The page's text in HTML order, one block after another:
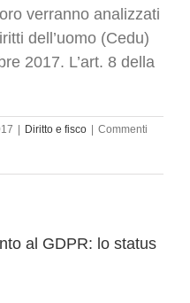
verranno analizzati
dell’uomo (Cedu)
2017. L’art. 8 della
| Diritto e fisco | Commenti
al GDPR: lo status